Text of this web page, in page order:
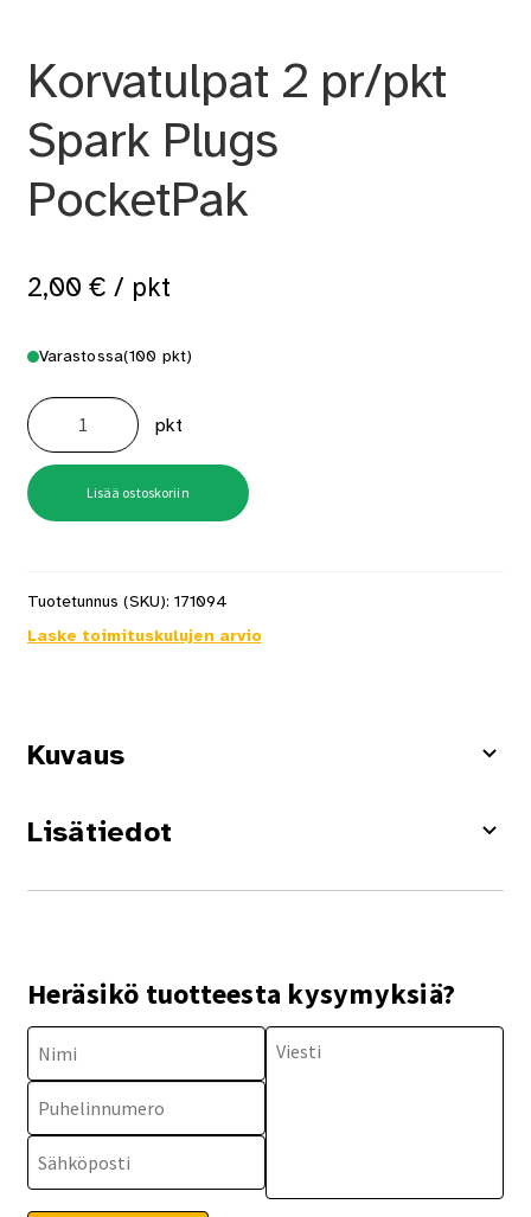
Korvatulpat 2 pr/pkt
Spark Plugs
PocketPak
2,00 € / pkt
Varastossa(100 pkt)
Korvatulpat
2
pr/pkt
Spark
Plugs
PocketPak
määrä
pkt
Lisää ostoskoriin
Tuotetunnus (SKU): 171094
Laske toimituskulujen arvio
Kuvaus
Lisätiedot
Heräsikö tuotteesta kysymyksiä?